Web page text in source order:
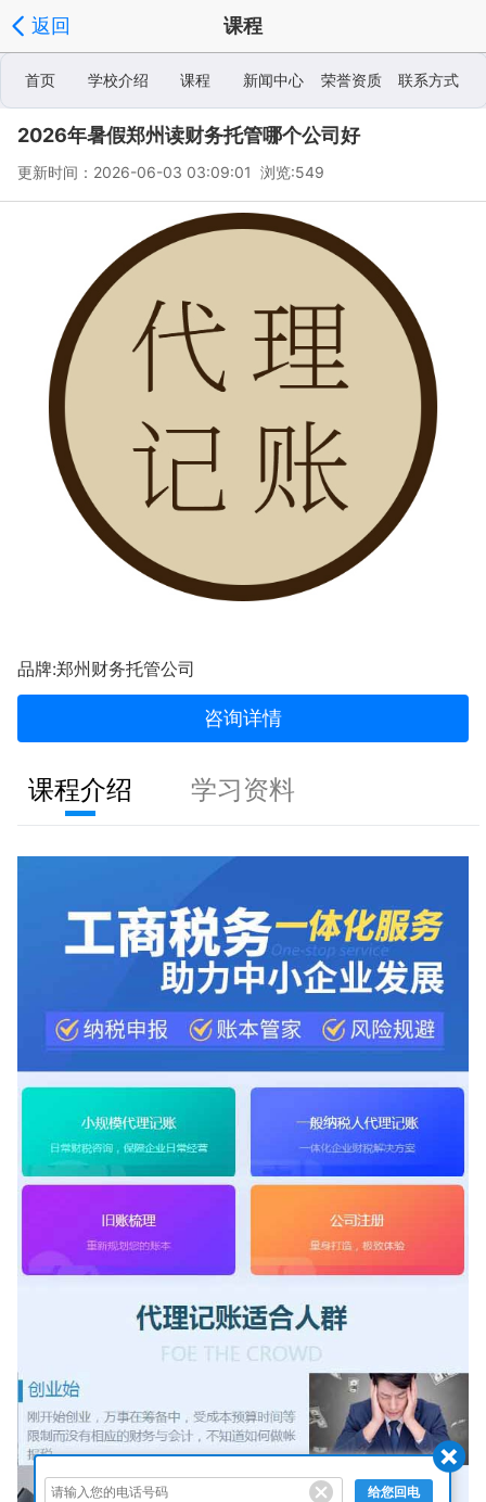
返回 课程
首页 学校介绍 课程 新闻中心 荣誉资质 联系方式
学校相册
2026年暑假郑州读财务托管哪个公司好
更新时间：2026-06-03 03:09:01 浏览:549
品牌:郑州财务托管公司
咨询详情
课程介绍 学习资料
给您回电